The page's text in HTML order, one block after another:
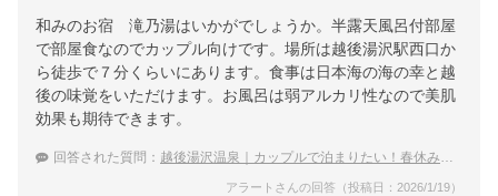
和みのお宿 滝乃湯はいかがでしょうか。半露天風呂付部屋
で部屋食なのでカップル向けです。場所は越後湯沢駅西口か
ら徒歩で７分くらいにあります。食事は日本海の海の幸と越
後の味覚をいただけます。お風呂は弱アルカリ性なので美肌
効果も期待できます。
回答された質問： 越後湯沢温泉｜カップルで泊まりたい！春休みにおすすめの宿は？
アラートさんの回答（投稿日：2026/1/19）